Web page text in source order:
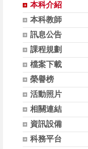
本科介紹
本科教師
訊息公告
課程規劃
檔案下載
榮譽榜
活動照片
相關連結
資訊設備
科務平台